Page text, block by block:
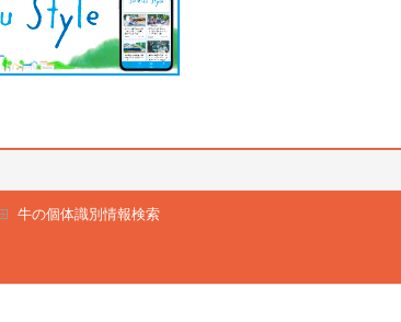
牛の個体識別情報検索